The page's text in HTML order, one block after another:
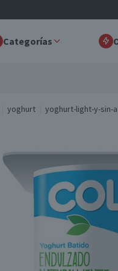
Categorías
yoghurt yoghurt-light-y-sin-